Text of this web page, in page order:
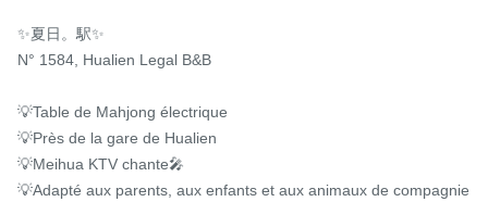
✨夏日。駅✨
N° 1584, Hualien Legal B&B
💡Table de Mahjong électrique
💡Près de la gare de Hualien
💡Meihua KTV chante🎤
💡Adapté aux parents, aux enfants et aux animaux de compagnie